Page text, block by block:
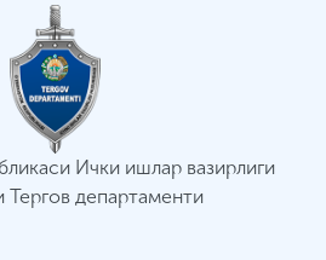
Ички ишлар вазирлиги
Тергов департаменти